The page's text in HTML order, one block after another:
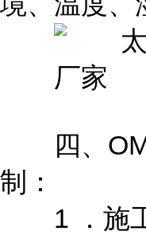
四、
制：
1 ．施工